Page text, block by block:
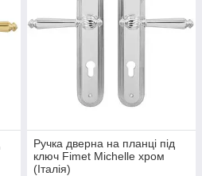
Ручка дверна на планці під
ключ Fimet Michelle хром
(Італія)